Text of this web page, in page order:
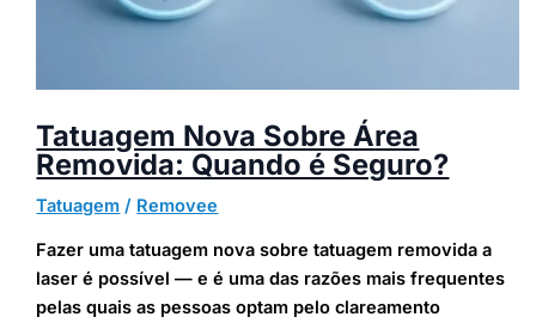
Tatuagem Nova Sobre Área
Removida: Quando é Seguro?
Tatuagem / Removee
Fazer uma tatuagem nova sobre tatuagem removida a
laser é possível — e é uma das razões mais frequentes
pelas quais as pessoas optam pelo clareamento